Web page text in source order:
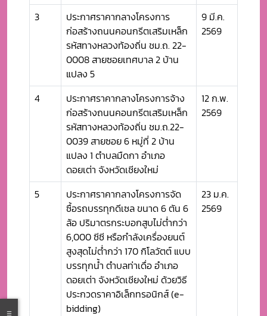
3
ประกาศราคากลางโครงการ
ก่อสร้างถนนคอนกรีตเสริมเหล็ก
รหัสทางหลวงท้องถิ่น ชม.ถ. 22-
0008 สายซอยเทศบาล 2 บ้าน
แปลง 5
9 มี.ค.
2569
4
ประกาศราคากลางโครงการจ้าง
ก่อสร้างถนนคอนกรีตเสริมเหล็ก
รหัสทางหลวงท้องถิ่น ชม.ถ.22-
0039 สายซอย 6 หมู่ที่ 2 บ้าน
แปลง 1 ตำบลมืดกา อำเภอ
ดอยเต่า จังหวัดเชียงใหม่
12 ก.พ.
2569
5
ประกาศราคากลางโครงการจัด
ซื้อรถบรรทุกดีเซล ขนาด 6 ตัน 6
ล้อ ปริมาตรกระบอกสูบไม่ต่ำกว่า
6,000 ซีซี หรือกำลังเครื่องยนต์
สูงสุดไม่ต่ำกว่า 170 กิโลวัตต์ แบบ
บรรทุกน้ำ ตำบลท่าเดื่อ อำเภอ
ดอยเต่า จังหวัดเชียงใหม่ ด้วยวิธี
ประกวดราคาอิเล็กทรอนิกส์ (e-
bidding)
23 ม.ค.
2569